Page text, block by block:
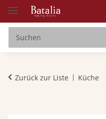
Zurück zur Liste Küche